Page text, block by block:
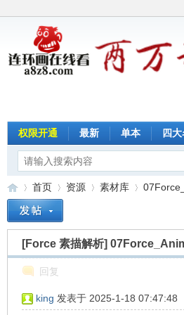
权限开通 最新 单本 四
»
首页
›
资源
›
素材库
›
[Force 素描解析]
回复
king 发表于 2025-1-18 07:47:48